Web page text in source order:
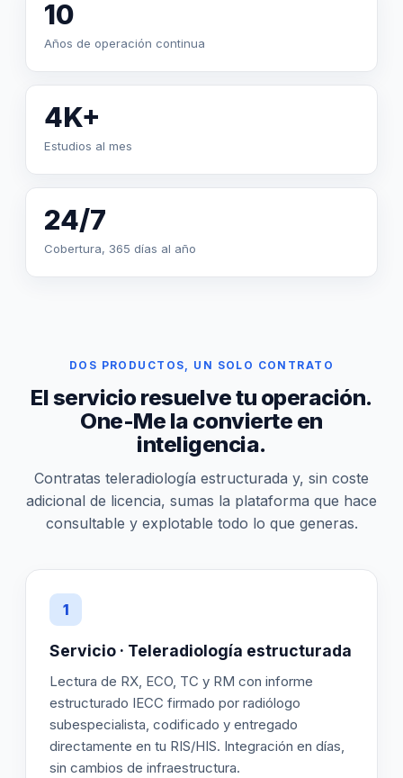
10
Años de operación continua
4K+
Estudios al mes
24/7
Cobertura, 365 días al año
DOS PRODUCTOS, UN SOLO CONTRATO
El servicio resuelve tu operación.
One-Me la convierte en
inteligencia.
Contratas teleradiología estructurada y, sin coste
adicional de licencia, sumas la plataforma que hace
consultable y explotable todo lo que generas.
1
Servicio · Teleradiología estructurada
Lectura de RX, ECO, TC y RM con informe
estructurado IECC firmado por radiólogo
subespecialista, codificado y entregado
directamente en tu RIS/HIS. Integración en días,
sin cambios de infraestructura.